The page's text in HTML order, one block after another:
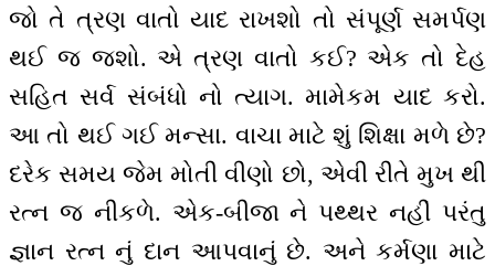
જો તે ત્રણ વાતો યાદ રાખશો તો સંપૂર્ણ સમર્પણ
થઈ જ જશો. એ ત્રણ વાતો કઈ? એક તો દેહ
સહિત સર્વ સંબંધો નો ત્યાગ. મામેકમ યાદ કરો.
આ તો થઈ ગઈ મન્સા. વાચા માટે શું શિક્ષા મળે છે?
દરેક સમય જેમ મોતી વીણો છો, એવી રીતે મુખ થી
રત્ન જ નીકળે. એક-બીજા ને પથ્થર નહીં પરંતુ
જ્ઞાન રત્ન નું દાન આપવાનું છે. અને કર્મણા માટે